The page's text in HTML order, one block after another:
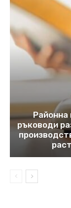
Районна
ръководи